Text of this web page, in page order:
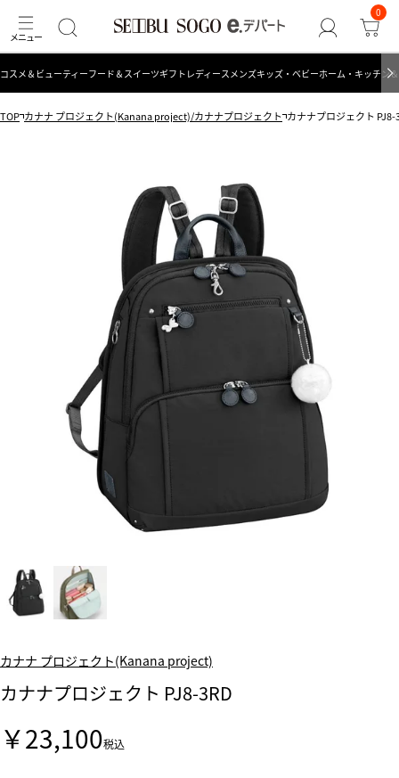
0
コスメ＆ビューティーフード＆スイーツギフト レディース メンズキッズ・ベビーホーム・キッチン
TOP カナナ プロジェクト(Kanana project)/カナナプロジェクト カナナプロジェクト PJ8-
カナナ プロジェクト(Kanana project)
カナナプロジェクト PJ8-3RD
￥23,100税込